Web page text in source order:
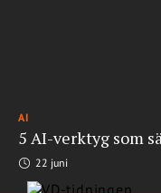
AI
5 AI-verktyg som
22 juni